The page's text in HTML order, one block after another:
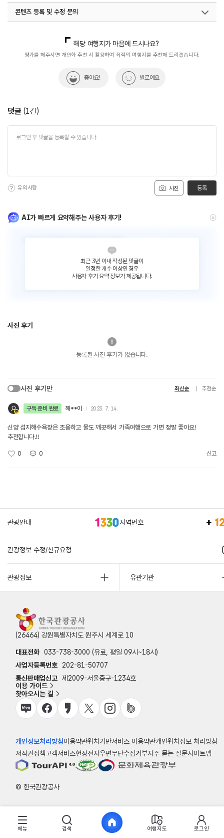
#제주서귀포해수욕장
콘텐츠 등록 및 수정 문의
열린관광콘텐츠팀(열린관광-모두의여행)
033-738-3425
해당 여행지가 마음에 드시나요?
평가를 해주시면 개인화 추천 시 활용하여 최적의 여행지를 추천해 드리겠습니다.
좋아요! 별로예요
댓글 (1건)
사진
유의사항 등록
AI가 빠르게 요약해주는 사용자 후기!
최근 3년 이내 작성된 댓글이
일정한 개수 이상인 경우
사용자 후기 요약 정보가 제공됩니다.
사진 후기
등록된 사진 후기가 없습니다.
사진 후기만 최신순 추천순
구독 준비 완료 해**이 2023. 7. 14.
신양 섭지해수욕장은 조용하고 물도 깨끗해서 가족여행으로 가면 정말 좋아요!
추천합니다.!!
0 0 신고
관광안내 지역번호
관광정보 수정/신규요청
관광정보 유관기관
(26464) 강원특별자치도 원주시 세계로 10
대표전화 033-738-3000 (유료, 평일 09시~18시)
사업자등록번호
202-81-50707
통신판매업신고 제2009-서울중구-1234호
이용 가이드
찾아오시는 길
개인정보처리방침이용약관위치기반서비스 이용약관개인위치정보 처리방침
저작권정책고객서비스헌장전자우편무단수집거부자주 묻는 질문사이트맵
© 한국관광공사
메뉴 검색 여행지도 로그인